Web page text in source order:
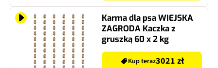
Karma dla psa WIEJSKA
ZAGRODA Kaczka z
gruszką 60 x 2 kg
Kup teraz3021 zł